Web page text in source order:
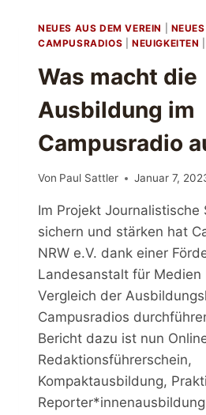
ZUKUNFT
NEUES AUS DEM VEREIN
CAMPUSRADIOS
NEUIGKEITEN
Was macht die
Ausbildung im
Campusradio
Von Paul Sattler Januar 7,
Im Projekt
sichern und stärken hat
NRW e.V. dank einer
Landesanstalt für Medien
Vergleich der
Campusradios
Bericht dazu ist nun
Redaktionsführerschein,
Kompaktausbildung,